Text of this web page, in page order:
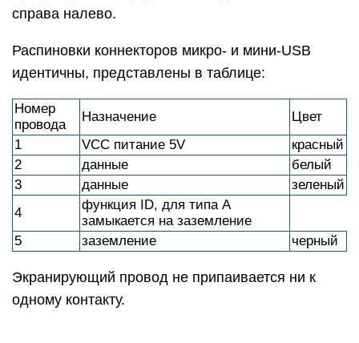
справа налево.
Распиновки коннекторов микро- и мини-USB
идентичны, представлены в таблице:
Номер
провода
Назначение
Цвет
1
VCC питание 5V
красный
2
данные
белый
3
данные
зеленый
4
функция ID, для типа A
замыкается на заземление
5
заземление черный
Экранирующий провод не припаивается ни к
одному контакту.